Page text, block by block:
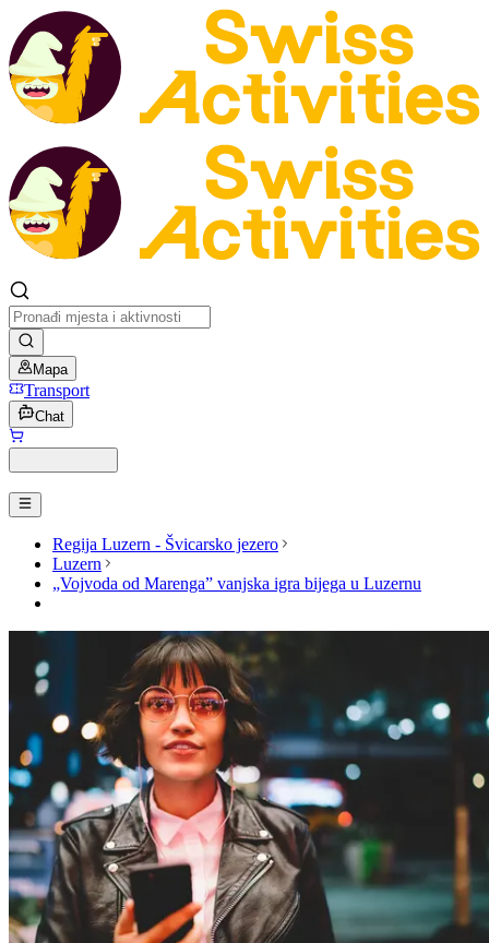
Mapa
Transport
Chat
Regija Luzern - Švicarsko jezero
Luzern
„Vojvoda od Marenga” vanjska igra bijega u Luzernu